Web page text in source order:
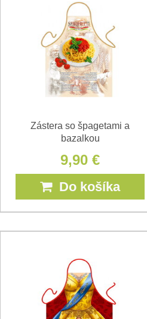
Zástera so špagetami a
bazalkou
9,90 €
Do košíka